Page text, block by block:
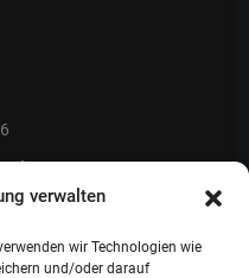
verwalten
wir Technologien wie
und/oder darauf
:-)